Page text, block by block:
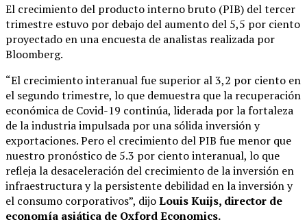
El crecimiento del producto interno bruto (PIB) del tercer
trimestre estuvo por debajo del aumento del 5,5 por ciento
proyectado en una encuesta de analistas realizada por
Bloomberg.
“El crecimiento interanual fue superior al 3,2 por ciento en
el segundo trimestre, lo que demuestra que la recuperación
económica de Covid-19 continúa, liderada por la fortaleza
de la industria impulsada por una sólida inversión y
exportaciones. Pero el crecimiento del PIB fue menor que
nuestro pronóstico de 5.3 por ciento interanual, lo que
refleja la desaceleración del crecimiento de la inversión en
infraestructura y la persistente debilidad en la inversión y
el consumo corporativos”, dijoLouis Kuijs, director de
economía asiática de Oxford Economics.